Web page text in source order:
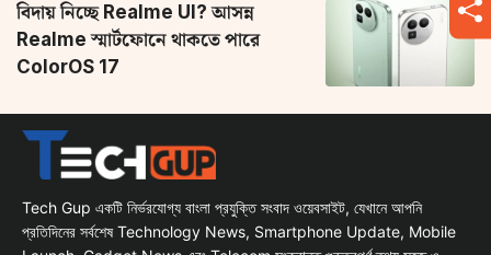
বিদায় নিচ্ছে Realme UI? আসন্ন
Realme স্মার্টফোনে থাকতে পারে
ColorOS 17
Tech Gup একটি নির্ভরযোগ্য বাংলা প্রযুক্তি সংবাদ ওয়েবসাইট, যেখানে আপনি
প্রতিদিনের সর্বশেষ Technology News, Smartphone Update, Mobile